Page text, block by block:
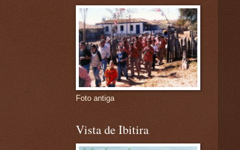
Foto antiga
Vista de Ibitira